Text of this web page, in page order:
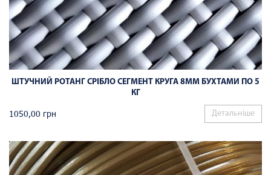
ШТУЧНИЙ РОТАНГ СРІБЛО СЕГМЕНТ КРУГА 8ММ БУХТАМИ ПО 5
КГ
1050,00 грн Детальніше